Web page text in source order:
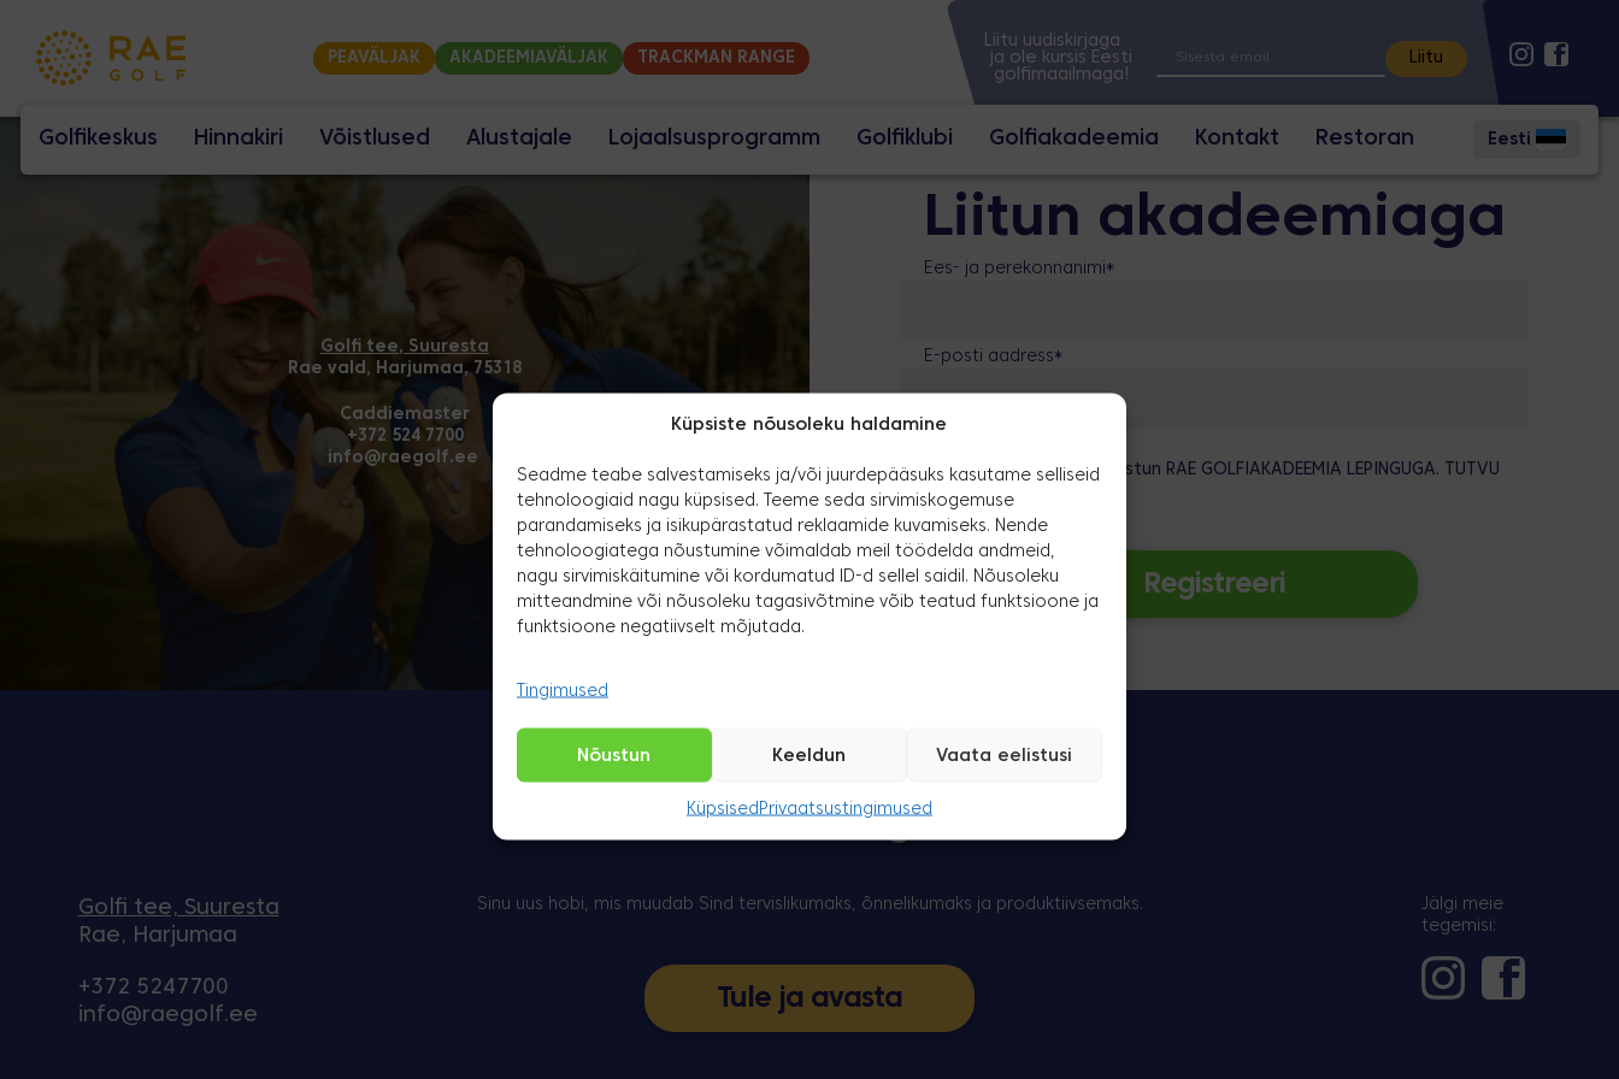
Küpsiste nõusoleku haldamine
Seadme teabe salvestamiseks ja/või juurdepääsuks kasutame selliseid
tehnoloogiaid nagu küpsised. Teeme seda sirvimiskogemuse
parandamiseks ja isikupärastatud reklaamide kuvamiseks. Nende
tehnoloogiatega nõustumine võimaldab meil töödelda andmeid,
nagu sirvimiskäitumine või kordumatud ID-d sellel saidil. Nõusoleku
mitteandmine või nõusoleku tagasivõtmine võib teatud funktsioone ja
funktsioone negatiivselt mõjutada.
Tingimused
Nõustun Keeldun Vaata eelistusi
Küpsised Privaatsustingimused
PEAVÄLJAK AKADEEMIAVÄLJAK TRACKMAN RANGE
Liitu uudiskirjaga
ja ole kursis Eesti
golfimaailmaga!
Golfikeskus Hinnakiri Võistlused Alustajale Lojaalsusprogramm Golfiklubi Golfiakadeemia Kontakt Restoran Eesti
Whatsapp
Laste ja täiskasvanute treeningud
Golfi tee, Suuresta
Rae vald, Harjumaa, 75318
Caddiemaster
+372 524 7700
info@raegolf.ee
Liitun akadeemiaga
Ees- ja perekonnanimi*
E-posti aadress*
* Olen lugenud ja nõustun RAE GOLFIAKADEEMIA LEPINGUGA. TUTVU
SIIN
Registreeri
Tule veeda perega sportlikult
kvaliteetaega!
Golfi tee, Suuresta
Rae, Harjumaa
+372 5247700
info@raegolf.ee
Sinu uus hobi, mis muudab Sind tervislikumaks, õnnelikumaks ja produktiivsemaks.
Tule ja avasta
Jälgi meie
tegemisi: